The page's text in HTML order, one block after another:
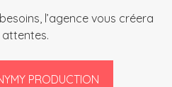
l’agence vous créera
PRODUCTION